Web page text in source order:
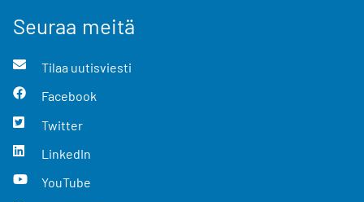
Seuraa meitä
Tilaa uutisviesti
Facebook
Twitter
LinkedIn
YouTube